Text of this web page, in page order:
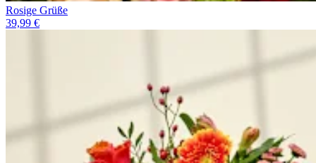
Rosige Grüße
39,99 €